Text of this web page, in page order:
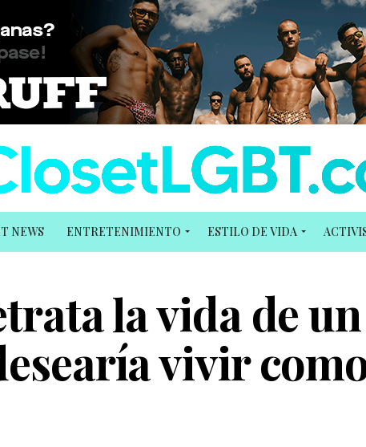
NEWS ENTRETENIMIENTO ESTILO DE VIDA
la vida de un
vivir